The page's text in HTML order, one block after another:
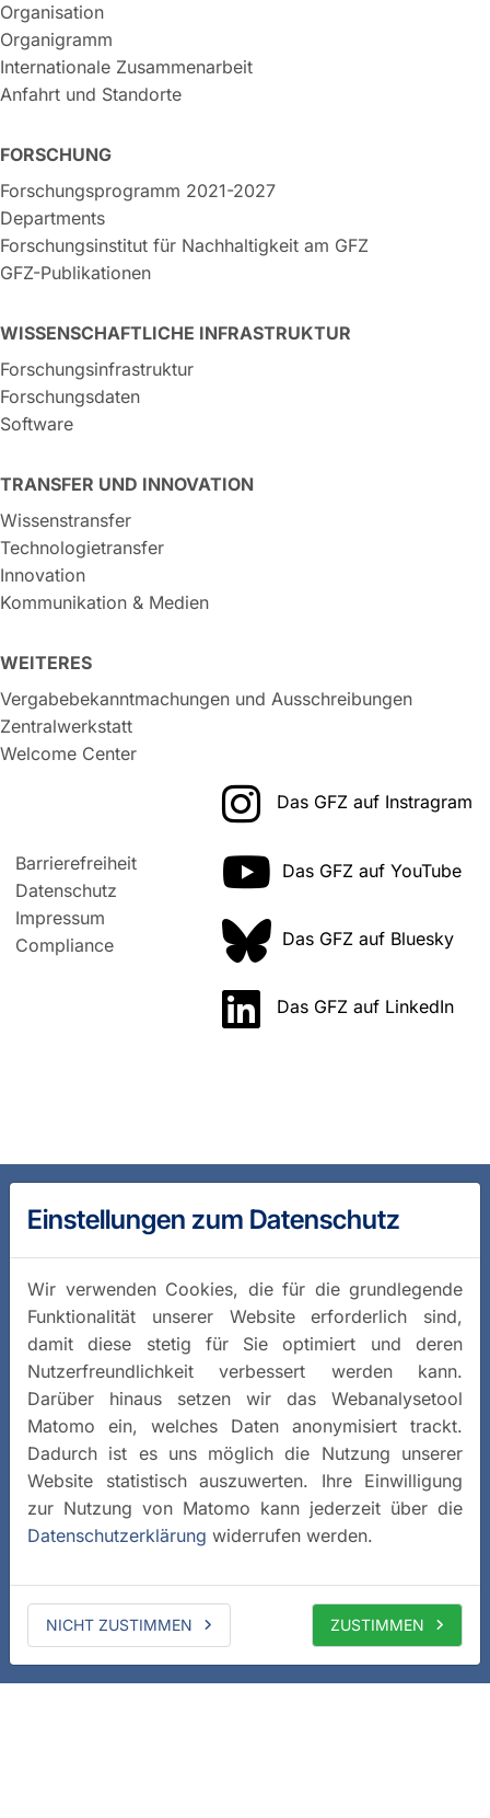
Organisation
Organigramm
Internationale Zusammenarbeit
Anfahrt und Standorte
FORSCHUNG
Forschungsprogramm 2021-2027
Departments
Forschungsinstitut für Nachhaltigkeit am GFZ
GFZ-Publikationen
WISSENSCHAFTLICHE INFRASTRUKTUR
Forschungsinfrastruktur
Forschungsdaten
Software
TRANSFER UND INNOVATION
Wissenstransfer
Technologietransfer
Innovation
Kommunikation & Medien
WEITERES
Vergabebekanntmachungen und Ausschreibungen
Zentralwerkstatt
Welcome Center
Barrierefreiheit
Datenschutz
Impressum
Compliance
Das GFZ auf Instragram
Das GFZ auf YouTube
Das GFZ auf Bluesky
Das GFZ auf LinkedIn
Einstellungen zum Datenschutz
Wir verwenden Cookies, die für die grundlegende
Funktionalität unserer Website erforderlich sind,
damit diese stetig für Sie optimiert und deren
Nutzerfreundlichkeit verbessert werden kann.
Darüber hinaus setzen wir das Webanalysetool
Matomo ein, welches Daten anonymisiert trackt.
Dadurch ist es uns möglich die Nutzung unserer
Website statistisch auszuwerten. Ihre Einwilligung
zur Nutzung von Matomo kann jederzeit über die
Datenschutzerklärung widerrufen werden.
NICHT ZUSTIMMEN ZUSTIMMEN